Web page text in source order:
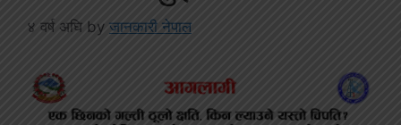
४ वर्ष अघि by जानकारी नेपाल